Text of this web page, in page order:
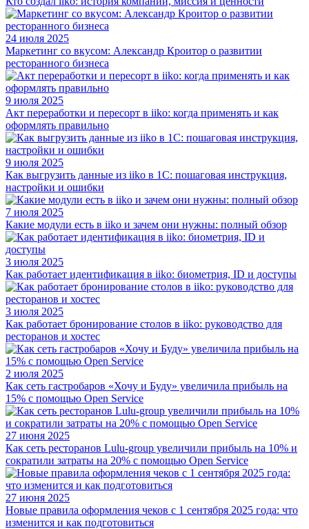
24 июля 2025
Маркетинг со вкусом: Александр Кроитор о развитии
ресторанного бизнеса
9 июля 2025
Акт переработки и пересорт в iiko: когда применять и как
оформлять правильно
9 июля 2025
Как выгрузить данные из iiko в 1С: пошаговая инструкция,
настройки и ошибки
7 июля 2025
Какие модули есть в iiko и зачем они нужны: полный обзор
3 июля 2025
Как работает идентификация в iiko: биометрия, ID и доступы
3 июля 2025
Как работает бронирование столов в iiko: руководство для
ресторанов и хостес
2 июля 2025
Как сеть гастробаров «Хочу и Буду» увеличила прибыль на
15% с помощью Open Service
27 июня 2025
Как сеть ресторанов Lulu-group увеличили прибыль на 10% и
сократили затраты на 20% с помощью Open Service
27 июня 2025
Новые правила оформления чеков с 1 сентября 2025 года: что
изменится и как подготовиться